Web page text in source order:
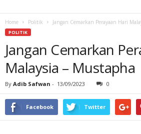
Home Politik Jangan Cemarkan Perayaan Hari
POLITIK
Jangan Cemarkan
Malaysia – Mustapha
By Adib Safwan - 13/09/2023 0
Facebook Twitter